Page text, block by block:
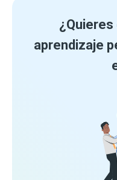
¿Quieres
aprendizaje